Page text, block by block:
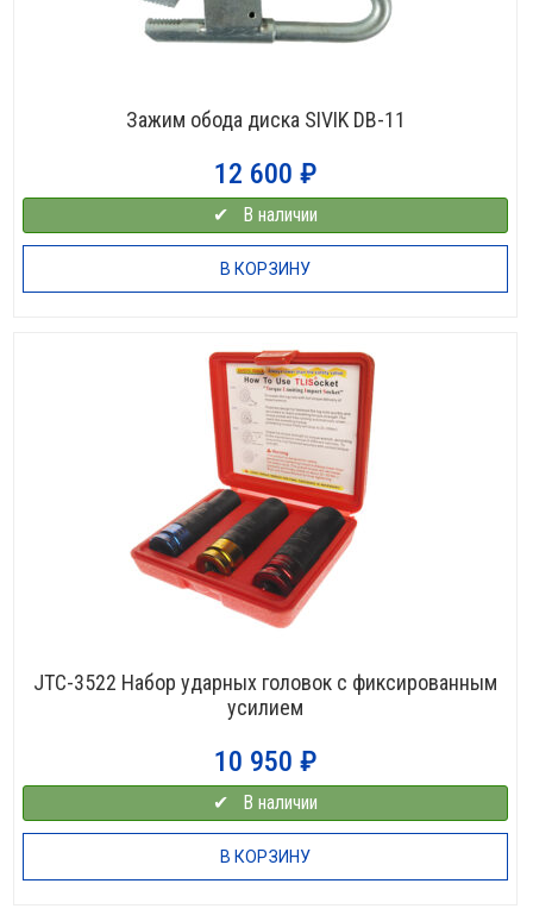
Зажим обода диска SIVIK DB-11
12 600 ₽
✔⠀В наличии
В КОРЗИНУ
JTC-3522 Набор ударных головок с фиксированным
усилием
10 950 ₽
✔⠀В наличии
В КОРЗИНУ